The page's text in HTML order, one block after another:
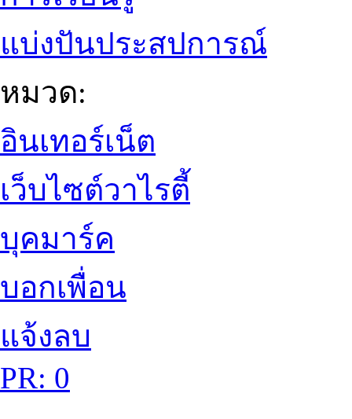
แบ่งปันประสปการณ์
หมวด:
อินเทอร์เน็ต
เว็บไซต์วาไรตี้
บุคมาร์ค
บอกเพื่อน
แจ้งลบ
PR: 0